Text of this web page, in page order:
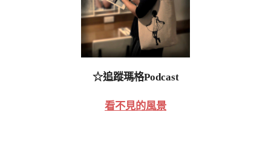
☆追蹤瑪格Podcast
看不見的風景